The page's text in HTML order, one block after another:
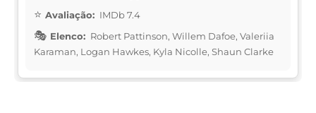
Avaliação: IMDb 7.4
Elenco: Robert Pattinson, Willem Dafoe, Valeriia
Karaman, Logan Hawkes, Kyla Nicolle, Shaun Clarke